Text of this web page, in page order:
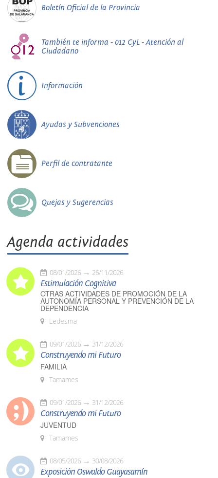
Boletín Oficial de la Provincia
También te informa - 012 CyL - Atención al
Ciudadano
Información
Ayudas y Subvenciones
Perfil de contratante
Quejas y Sugerencias
Agenda actividades
08/01/2026 26/11/2026
Estimulación Cognitiva
OTRAS ACTIVIDADES DE PROMOCIÓN DE LA
AUTONOMÍA PERSONAL Y PREVENCIÓN DE LA
DEPENDENCIA
Ledesma
09/01/2026 31/12/2026
Construyendo mi Futuro
FAMILIA
Tamames
09/01/2026 31/12/2026
Construyendo mi Futuro
JUVENTUD
Tamames
08/05/2026 30/08/2026
Exposición Oswaldo Guayasamín